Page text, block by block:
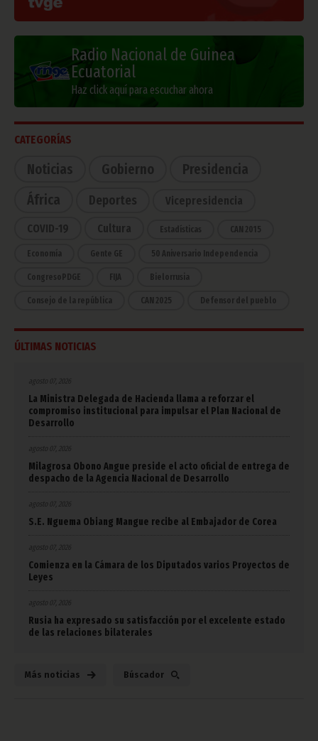
Radio Nacional de Guinea
Ecuatorial
Haz click aquí para escuchar ahora
CATEGORÍAS
Noticias Gobierno
Presidencia
África
Deportes Vicepresidencia
COVID-19 Cultura Estadísticas CAN 2015
Economía Gente GE 50 Aniversario Independencia
CongresoPDGE FIJA Bielorrusia
Consejo de la república CAN 2025 Defensor del pueblo
ÚLTIMAS NOTICIAS
agosto 07, 2026
La Ministra Delegada de Hacienda llama a reforzar el
compromiso institucional para impulsar el Plan Nacional de
Desarrollo
agosto 07, 2026
Milagrosa Obono Angue preside el acto oficial de entrega de
despacho de la Agencia Nacional de Desarrollo
agosto 07, 2026
S.E. Nguema Obiang Mangue recibe al Embajador de Corea
agosto 07, 2026
Comienza en la Cámara de los Diputados varios Proyectos de
Leyes
agosto 07, 2026
Rusia ha expresado su satisfacción por el excelente estado
de las relaciones bilaterales
Más noticias Búscador